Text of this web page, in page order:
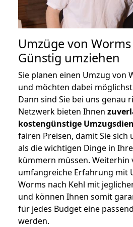
Umzüge von
Günstig umziehen
Sie planen einen Umzug von
und möchten dabei möglichst
Dann sind Sie bei uns genau
Netzwerk bieten Ihnen
kostengünstige
fairen Preisen, damit Sie sich
als die wichtigen Dinge in
kümmern müssen.
umfangreiche Erfahrung mit
Worms nach Kehl mit
und können Ihnen somit
für jedes Budget eine
werden.